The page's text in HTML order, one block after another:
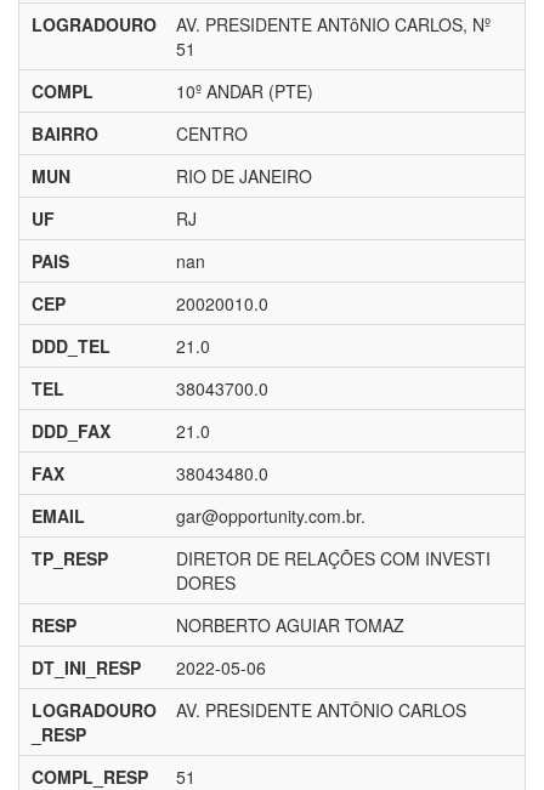
LOGRADOURO
AV. PRESIDENTE ANTôNIO CARLOS, Nº
51
COMPL
10º ANDAR (PTE)
BAIRRO
CENTRO
MUN
RIO DE JANEIRO
UF
RJ
PAIS
nan
CEP
20020010.0
DDD_TEL
21.0
TEL
38043700.0
DDD_FAX
21.0
FAX
38043480.0
EMAIL
gar@opportunity.com.br.
TP_RESP
DIRETOR DE RELAÇÕES COM INVESTI
DORES
RESP
NORBERTO AGUIAR TOMAZ
DT_INI_RESP
2022-05-06
LOGRADOURO
_RESP
AV. PRESIDENTE ANTÔNIO CARLOS
COMPL_RESP
51